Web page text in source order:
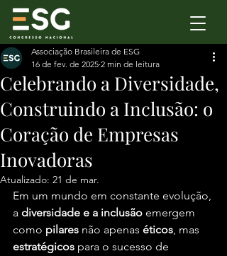
Celebrando a Diversidade,
Construindo a Inclusão: o
Coração de Empresas
Inovadoras
Associação Brasileira de ESG
16 de fev. de 2025 2 min de leitura
Atualizado: 21 de mar.
Em um mundo em constante evolução,
a diversidade e a inclusão emergem
como pilares não apenas éticos, mas
estratégicos para o sucesso de